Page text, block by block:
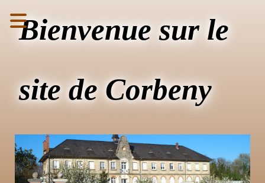
Bienvenue sur le
site de Corbeny